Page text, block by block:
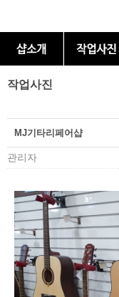
작업사진
MJ기타리페어샵
관리자